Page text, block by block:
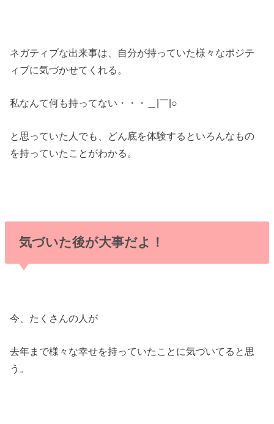
ネガティブな出来事は、自分が持っていた様々なポジテ
ィブに気づかせてくれる。
私なんて何も持ってない・・・＿|￣|○
と思っていた人でも、どん底を体験するといろんなもの
を持っていたことがわかる。
気づいた後が大事だよ！
今、たくさんの人が
去年まで様々な幸せを持っていたことに気づいてると思
う。